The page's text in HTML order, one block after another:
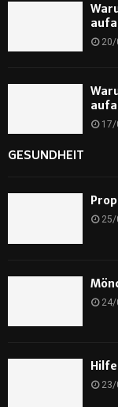
GESUNDHEIT